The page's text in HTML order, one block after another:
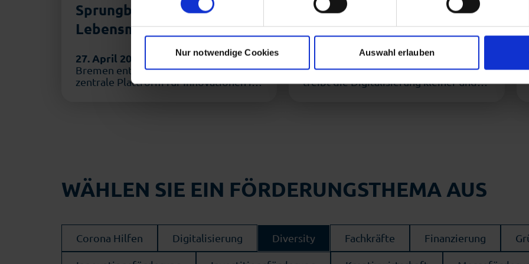
Mit Ihrer Einstellung willigen Sie in die beschriebenen Vorgänge ein. Sie können Ihre
Zukunft widerrufen. Mehr Informationen finden Sie in unserer Datenschutzerklärung.
Nur notwendige Cookies Auswahl erlauben
Sprungbrett in die
Lebensmittelindustrie
27. April 2026
Mit dem Food Land
Bremen entstand Ende 2024 eine
zentrale Plattform für Innovationen in
unterstützt Digitalisierung
im Mittelstand
2. April 2026Bis zu 17.000 Euro
Förderung ab 1. April 2026. Bremen
treibt die Digitalisierung kleiner und
WÄHLEN SIE EIN FÖRDERUNGSTHEMA AUS
Corona Hilfen Digitalisierung Diversity Fachkräfte Finanzierung